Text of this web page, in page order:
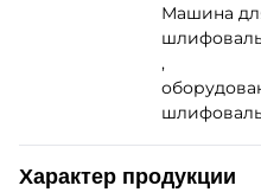
Машина
,
Характер продукции